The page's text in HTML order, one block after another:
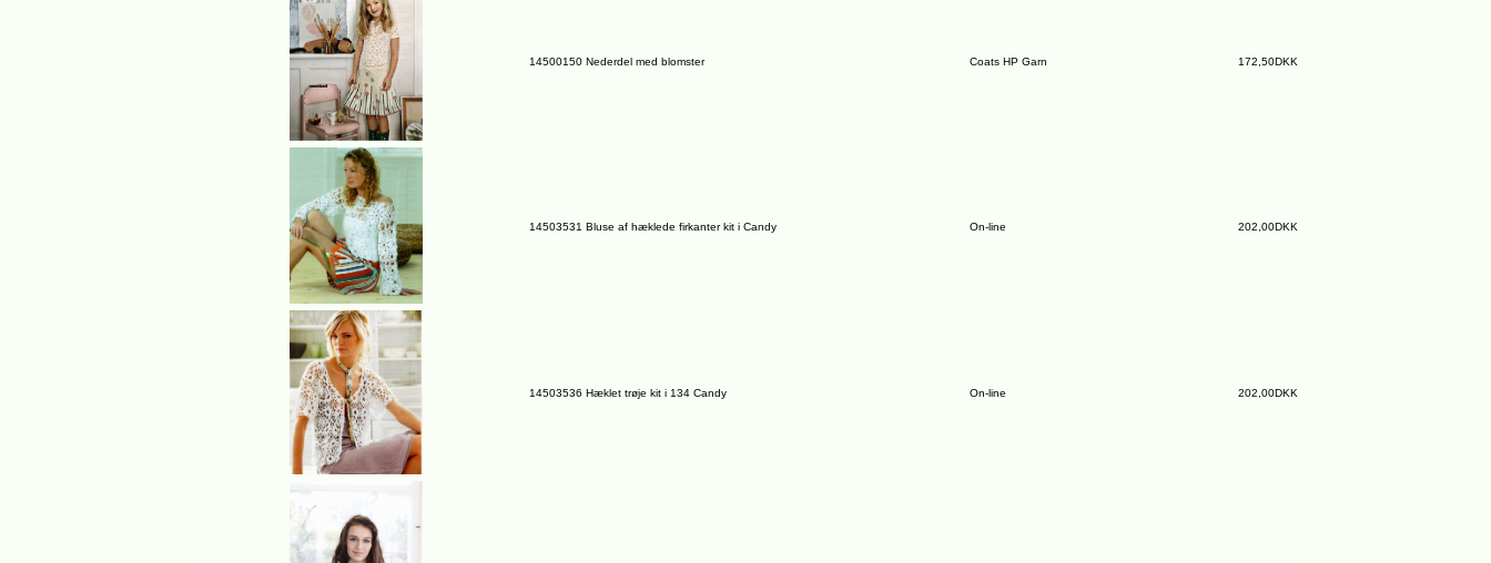
14500150 Nederdel med blomster Coats HP Garn 172,50DKK
14503531 Bluse af hæklede firkanter kit i Candy On-line 202,00DKK
14503536 Hæklet trøje kit i 134 Candy On-line 202,00DKK